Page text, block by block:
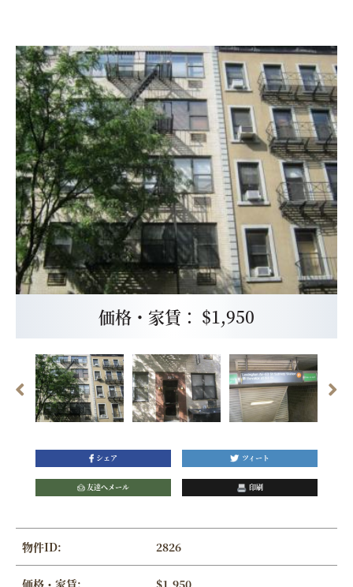
価格・家賃： $1,950
シェア ツィート
友達へメール 印刷
物件ID: 2826